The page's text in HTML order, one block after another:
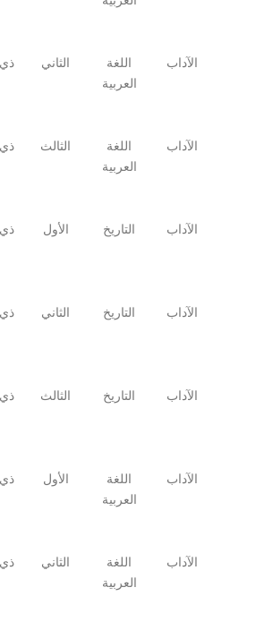
الآداب
اللغة
العربية
الثاني
الآداب
اللغة
العربية
الثالث
الآداب التاريخ الأول
الآداب التاريخ الثاني
الآداب التاريخ الثالث
الآداب
اللغة
العربية
الأول
الآداب
اللغة
العربية
الثاني